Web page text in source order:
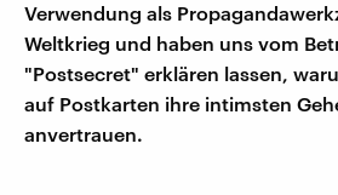
Verwendung als
Weltkrieg und haben uns vom
"Postsecret" erklären lassen,
auf Postkarten ihre intimsten
anvertrauen.